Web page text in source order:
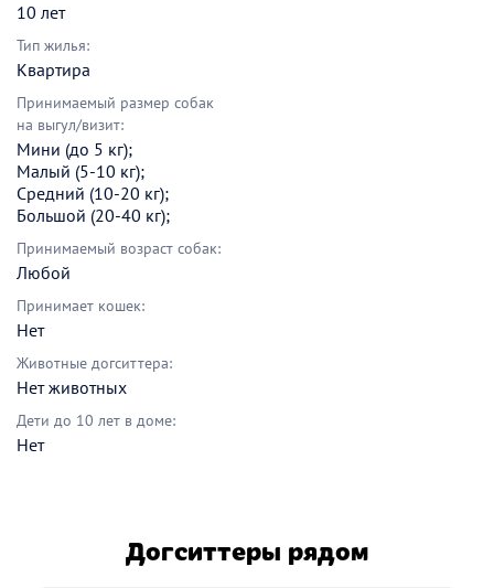
10 лет
Тип жилья:
Квартира
Принимаемый размер собак
на выгул/визит:
Мини (до 5 кг);
Малый (5-10 кг);
Средний (10-20 кг);
Большой (20-40 кг);
Принимаемый возраст собак:
Любой
Принимает кошек:
Нет
Животные догситтера:
Нет животных
Дети до 10 лет в доме:
Нет
Догситтеры рядом